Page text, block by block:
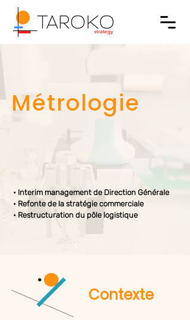
• Interim management de Direction Générale
• Refonte de la stratégie commerciale
• Restructuration du pôle logistique
Métrologie
Contexte